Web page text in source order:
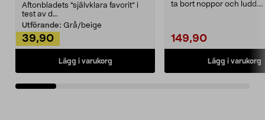
Aftonbladets "självklara favorit” i
test av d...
Utförande: Grå/beige
39,90
Lägg i varukorg
ta bort noppor och ludd.
149,90
Lägg i varukorg